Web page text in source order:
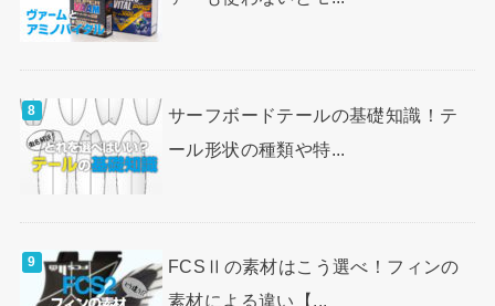
サーフボードテールの基礎知識！テ
ール形状の種類や特...
FCSⅡの素材はこう選べ！フィンの
素材による違い【...